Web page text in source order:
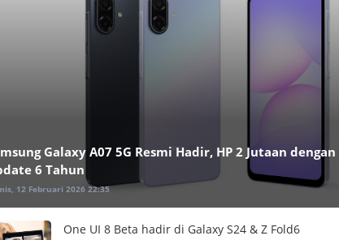
Galaxy A07 5G Resmi Hadir, HP 2 Jutaan
6 Tahun
12 Februari 2026 22:35
One UI 8 Beta hadir di Galaxy S24 & Z Fold6